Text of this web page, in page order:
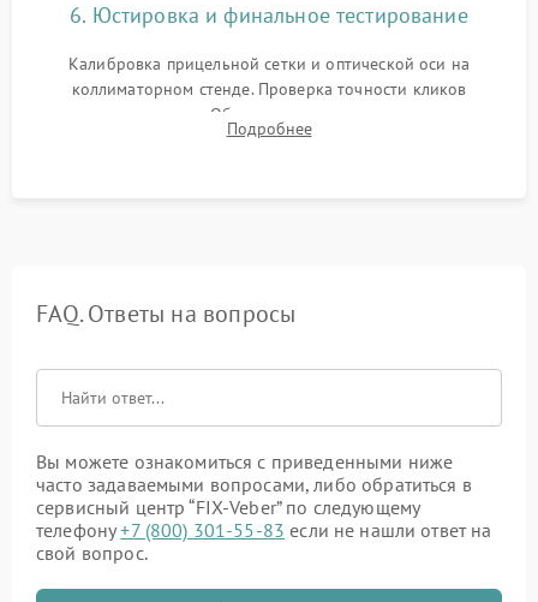
6. Юстировка и финальное тестирование
Калибровка прицельной сетки и оптической оси на
коллиматорном стенде. Проверка точности кликов
механизма поправок. Обязательное испытание прицела на
ударном стенде для проверки устойчивости к отдаче и
Подробнее
FAQ. Ответы на вопросы
Вы можете ознакомиться с приведенными ниже
часто задаваемыми вопросами, либо обратиться в
сервисный центр “FIX-Veber” по следующему
телефону+7 (800) 301-55-83 если не нашли ответ на
свой вопрос.